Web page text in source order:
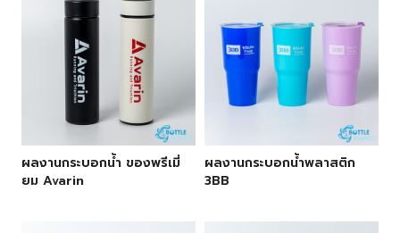
ผลงานกระบอกน้ำ ของพรีเมี่
ยม Avarin
ผลงานกระบอกน้ำพลาสติก
3BB